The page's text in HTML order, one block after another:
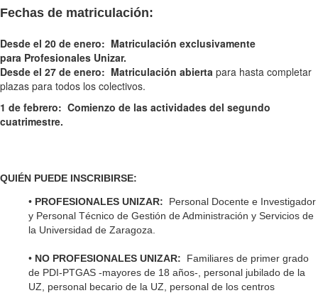
Fechas de matriculación:
Desde el 20 de enero: Matriculación exclusivamente
para Profesionales Unizar.
Desde el 27 de enero: Matriculación abierta para hasta completar
plazas para todos los colectivos.
1 de febrero: Comienzo de las actividades del segundo
cuatrimestre.
QUIÉN PUEDE INSCRIBIRSE:
• PROFESIONALES UNIZAR: Personal Docente e Investigador
y Personal Técnico de Gestión de Administración y Servicios de
la Universidad de Zaragoza.
• NO PROFESIONALES UNIZAR: Familiares de primer grado
de PDI-PTGAS -mayores de 18 años-, personal jubilado de la
UZ, personal becario de la UZ, personal de los centros